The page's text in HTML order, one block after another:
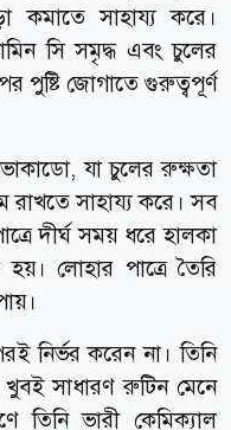
সাহায্য করে।
সি সমৃদ্ধ এবং চুলের
পুষ্টি জোগাতে গুরুত্বপূর্ণ
যা চুলের রুক্ষতা
রাখতে সাহায্য করে। সব
দীর্ঘ সময় ধরে হালকা
লোহার পাত্রে তৈরি
নির্ভর করেন না। তিনি
খুবই সাধারণ রুটিন মেনে
তিনি ভারী কেমিক্যাল